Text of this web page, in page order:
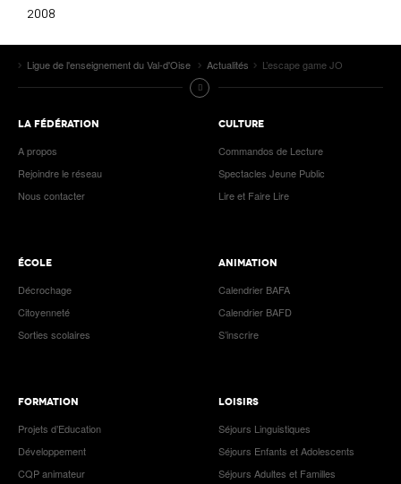
2008
Ligue de l'enseignement du Val-d'Oise Actualités L’escape game JO
LA FÉDÉRATION
A propos
Rejoindre le réseau
Nous contacter
CULTURE
Commandos de Lecture
Spectacles Jeune Public
Lire et Faire Lire
ÉCOLE
Décrochage
Citoyenneté
Sorties scolaires
ANIMATION
Calendrier BAFA
Calendrier BAFD
S’inscrire
FORMATION
Projets d’Education
Développement
CQP animateur
LOISIRS
Séjours Linguistiques
Séjours Enfants et Adolescents
Séjours Adultes et Familles